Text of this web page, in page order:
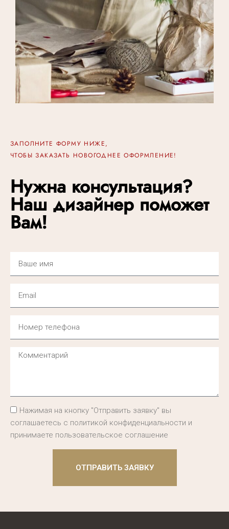
ЗАПОЛНИТЕ ФОРМУ НИЖЕ,
ЧТОБЫ ЗАКАЗАТЬ НОВОГОДНЕЕ ОФОРМЛЕНИЕ!
Нужна консультация?
Наш дизайнер поможет
Вам!
Нажимая на кнопку "Отправить заявку" вы
соглашаетесь с политикой конфиденциальности и
принимаете пользовательское соглашение
ОТПРАВИТЬ ЗАЯВКУ